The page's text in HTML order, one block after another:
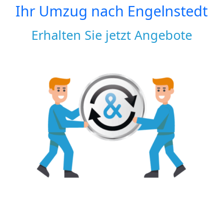
Ihr Umzug nach Engelnstedt
Erhalten Sie jetzt Angebote